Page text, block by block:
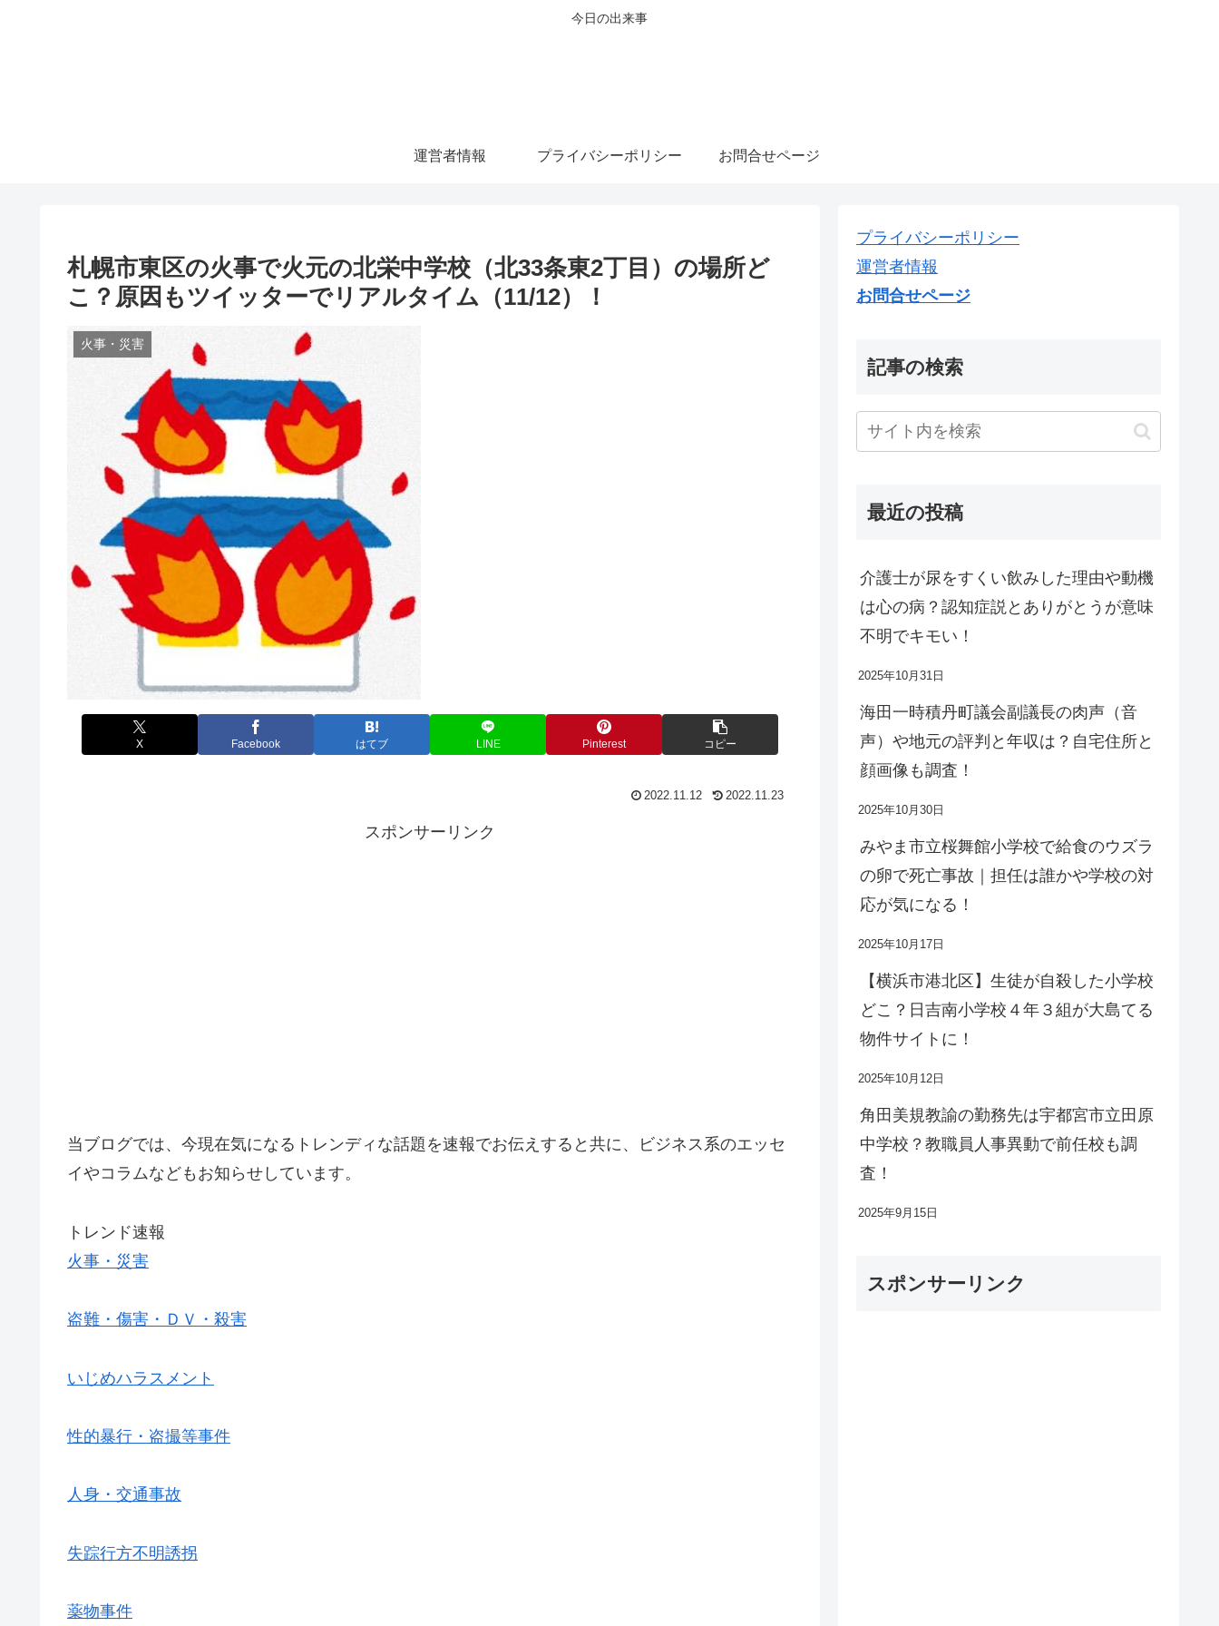
今日の出来事
運営者情報 プライバシーポリシー お問合せページ
札幌市東区の火事で火元の北栄中学校（北33条東2丁目）の場所ど
こ？原因もツイッターでリアルタイム（11/12）！
火事・災害
X Facebook はてブ LINE Pinterest コピー
2022.11.12 2022.11.23
スポンサーリンク
当ブログでは、今現在気になるトレンディな話題を速報でお伝えすると共に、ビジネス系のエッセ
イやコラムなどもお知らせしています。
トレンド速報
火事・災害
盗難・傷害・ＤＶ・殺害
いじめハラスメント
性的暴行・盗撮等事件
人身・交通事故
失踪行方不明誘拐
薬物事件
プライバシーポリシー
運営者情報
お問合せページ
記事の検索
最近の投稿
介護士が尿をすくい飲みした理由や動機
は心の病？認知症説とありがとうが意味
不明でキモい！
2025年10月31日
海田一時積丹町議会副議長の肉声（音
声）や地元の評判と年収は？自宅住所と
顔画像も調査！
2025年10月30日
みやま市立桜舞館小学校で給食のウズラ
の卵で死亡事故｜担任は誰かや学校の対
応が気になる！
2025年10月17日
【横浜市港北区】生徒が自殺した小学校
どこ？日吉南小学校４年３組が大島てる
物件サイトに！
2025年10月12日
角田美規教諭の勤務先は宇都宮市立田原
中学校？教職員人事異動で前任校も調
査！
2025年9月15日
スポンサーリンク